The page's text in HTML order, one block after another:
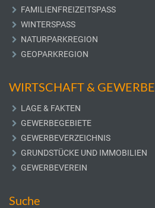
FAMILIENFREIZEITSPASS
WINTERSPASS
NATURPARKREGION
GEOPARKREGION
WIRTSCHAFT & GEWERBE
LAGE & FAKTEN
GEWERBEGEBIETE
GEWERBEVERZEICHNIS
GRUNDSTÜCKE UND IMMOBILIEN
GEWERBEVEREIN
Suche